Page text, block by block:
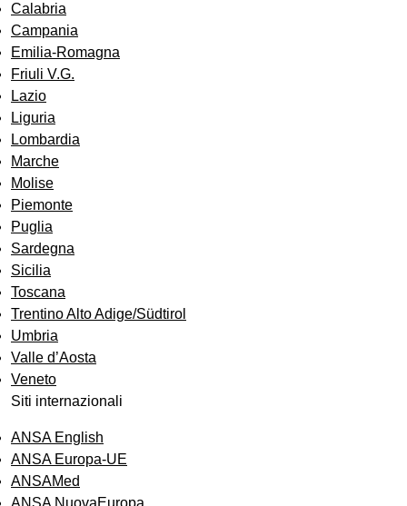
Calabria
Campania
Emilia-Romagna
Friuli V.G.
Lazio
Liguria
Lombardia
Marche
Molise
Piemonte
Puglia
Sardegna
Sicilia
Toscana
Trentino Alto Adige/Südtirol
Umbria
Valle d’Aosta
Veneto
Siti internazionali
ANSA English
ANSA Europa-UE
ANSAMed